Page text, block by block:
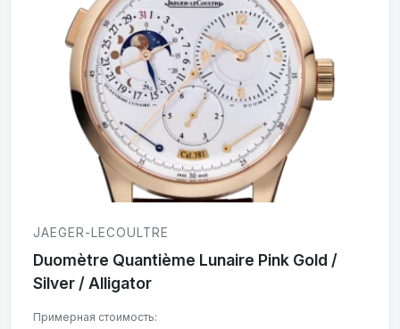
JAEGER-LECOULTRE
Duomètre Quantième Lunaire Pink Gold /
Silver / Alligator